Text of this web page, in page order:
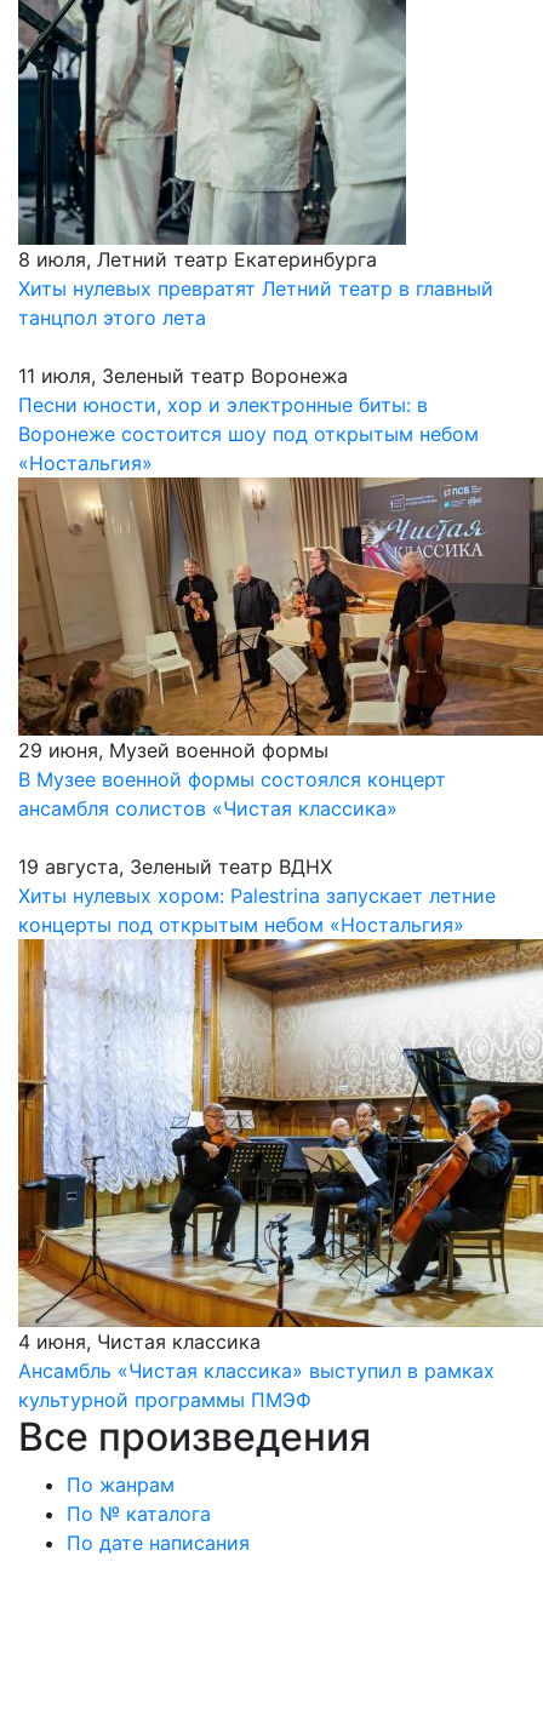
8 июля, Летний театр Екатеринбурга
Хиты нулевых превратят Летний театр в главный
танцпол этого лета
11 июля, Зеленый театр Воронежа
Песни юности, хор и электронные биты: в
Воронеже состоится шоу под открытым небом
«Ностальгия»
29 июня, Музей военной формы
В Музее военной формы состоялся концерт
ансамбля солистов «Чистая классика»
19 августа, Зеленый театр ВДНХ
Хиты нулевых хором: Palestrina запускает летние
концерты под открытым небом «Ностальгия»
4 июня, Чистая классика
Ансамбль «Чистая классика» выступил в рамках
культурной программы ПМЭФ
Все произведения
По жанрам
По № каталога
По дате написания